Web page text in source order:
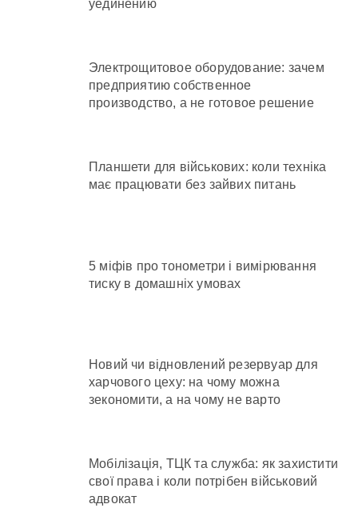
уединению
Электрощитовое оборудование: зачем
предприятию собственное
производство, а не готовое решение
Планшети для військових: коли техніка
має працювати без зайвих питань
5 міфів про тонометри і вимірювання
тиску в домашніх умовах
Новий чи відновлений резервуар для
харчового цеху: на чому можна
зекономити, а на чому не варто
Мобілізація, ТЦК та служба: як захистити
свої права і коли потрібен військовий
адвокат